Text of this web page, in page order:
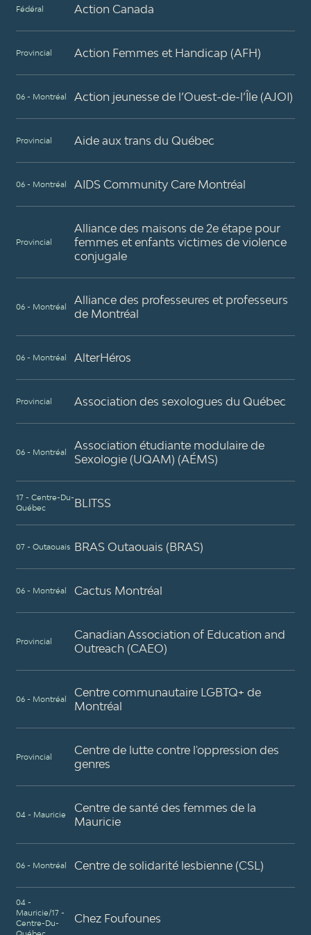
développement de projets de sensibilisation et
Fédéral Action Canada
Provincial Action Femmes et Handicap (AFH)
06 - Montréal Action jeunesse de l’Ouest-de-l’Île (AJOI)
Provincial Aide aux trans du Québec
06 - Montréal AIDS Community Care Montréal
Provincial
Alliance des maisons de 2e étape pour
femmes et enfants victimes de violence
conjugale
06 - Montréal
Alliance des professeures et professeurs
de Montréal
06 - Montréal AlterHéros
Provincial Association des sexologues du Québec
06 - Montréal
Association étudiante modulaire de
Sexologie (UQAM) (AÉMS)
17 - Centre-Du-
Québec
BLITSS
07 - Outaouais BRAS Outaouais (BRAS)
06 - Montréal Cactus Montréal
Provincial
Canadian Association of Education and
Outreach (CAEO)
06 - Montréal
Centre communautaire LGBTQ+ de
Montréal
Provincial
Centre de lutte contre l'oppression des
genres
04 - Mauricie
Centre de santé des femmes de la
Mauricie
06 - Montréal Centre de solidarité lesbienne (CSL)
04 -
Mauricie/17 -
Centre-Du-
Chez Foufounes